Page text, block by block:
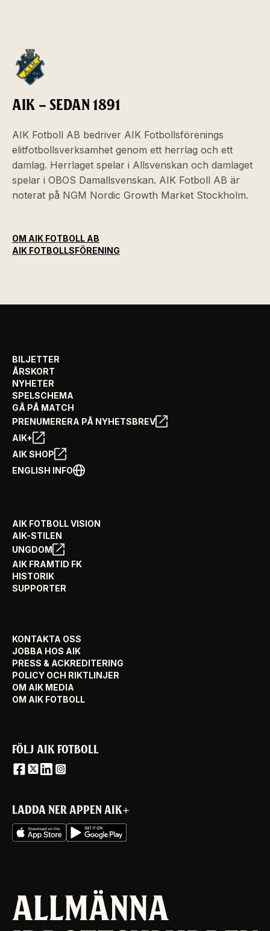
AIK – SEDAN 1891
AIK Fotboll AB bedriver AIK Fotbollsförenings
elitfotbollsverksamhet genom ett herrlag och ett
damlag. Herrlaget spelar i Allsvenskan och damlaget
spelar i OBOS Damallsvenskan. AIK Fotboll AB är
noterat på NGM Nordic Growth Market Stockholm.
OM AIK FOTBOLL AB
AIK FOTBOLLSFÖRENING
BILJETTER
ÅRSKORT
NYHETER
SPELSCHEMA
GÅ PÅ MATCH
PRENUMERERA PÅ NYHETSBREV
AIK+
AIK SHOP
ENGLISH INFO
AIK FOTBOLL VISION
AIK-STILEN
UNGDOM
AIK FRAMTID FK
HISTORIK
SUPPORTER
KONTAKTA OSS
JOBBA HOS AIK
PRESS & ACKREDITERING
POLICY OCH RIKTLINJER
OM AIK MEDIA
OM AIK FOTBOLL
FÖLJ AIK FOTBOLL
LADDA NER APPEN AIK+